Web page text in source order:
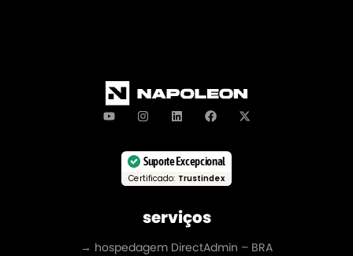
Suporte Excepcional
Certificado: Trustindex
serviços
→ hospedagem DirectAdmin – BRA